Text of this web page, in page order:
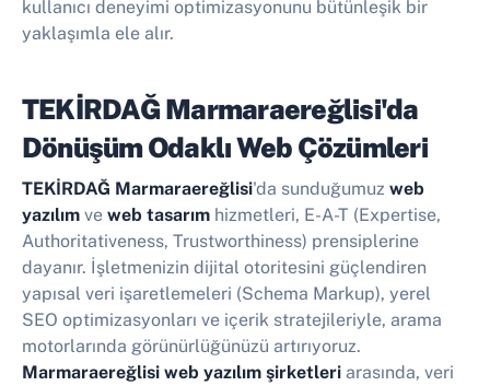
kullanıcı deneyimi optimizasyonunu bütünleşik bir
yaklaşımla ele alır.
TEKİRDAĞ Marmaraereğlisi'da
Dönüşüm Odaklı Web Çözümleri
TEKİRDAĞ Marmaraereğlisi'da sunduğumuz web
yazılım ve web tasarım hizmetleri, E-A-T (Expertise,
Authoritativeness, Trustworthiness) prensiplerine
dayanır. İşletmenizin dijital otoritesini güçlendiren
yapısal veri işaretlemeleri (Schema Markup), yerel
SEO optimizasyonları ve içerik stratejileriyle, arama
motorlarında görünürlüğünüzü artırıyoruz.
Marmaraereğlisi web yazılım şirketleri arasında, veri